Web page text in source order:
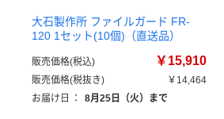
大石製作所 ファイルガード FR-
120 1セット(10個)（直送品）
販売価格(税込) ￥15,910
販売価格(税抜き)
￥14,464
お届け日
： 8月25日（火）まで